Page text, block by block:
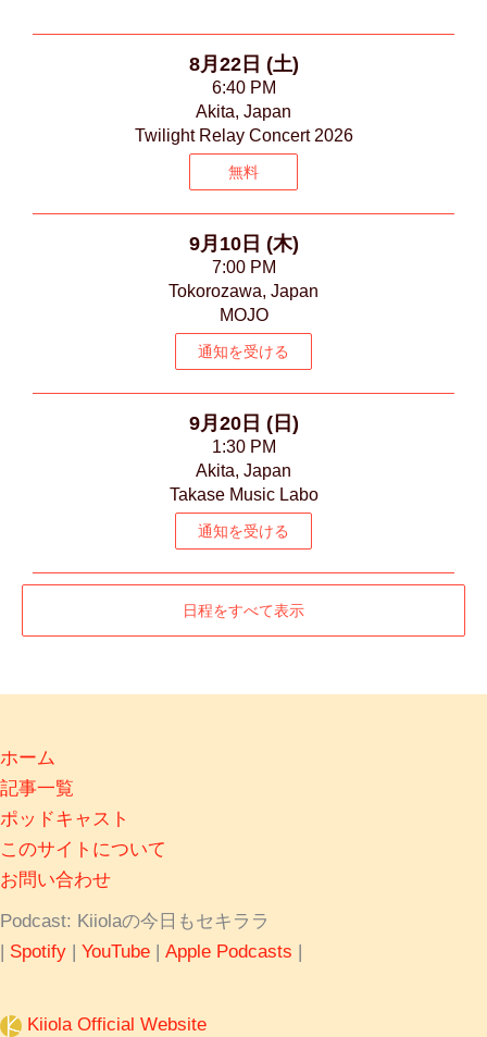
8月22日 (土)
6:40 PM
Akita, Japan
Twilight Relay Concert 2026
無料
9月10日 (木)
7:00 PM
Tokorozawa, Japan
MOJO
通知を受ける
9月20日 (日)
1:30 PM
Akita, Japan
Takase Music Labo
通知を受ける
日程をすべて表示
ホーム
記事一覧
ポッドキャスト
このサイトについて
お問い合わせ
Podcast: Kiiolaの今日もセキララ
| Spotify | YouTube | Apple Podcasts |
Kiiola Official Website